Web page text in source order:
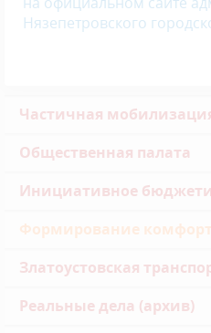
Нязепетровского
Частичная
Общественная палата
Инициативное
Формирование
Златоустовская
Реальные дела (архив)